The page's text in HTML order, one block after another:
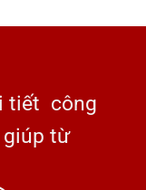
tiết công
từ